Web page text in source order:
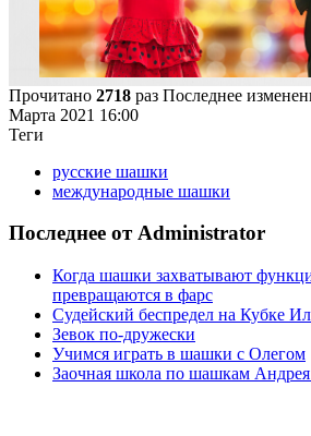
Прочитано 2718 раз Последнее
Марта 2021 16:00
Теги
русские шашки
международные шашки
Последнее от Administrator
Когда шашки захватывают
превращаются в фарс
Судейский беспредел на Кубке
Зевок по-дружески
Учимся играть в шашки с Олегом
Заочная школа по шашкам